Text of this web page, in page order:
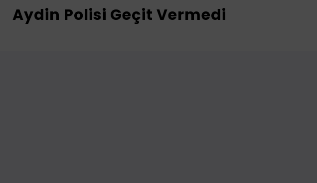
Aydin Polisi Geçit Vermedi